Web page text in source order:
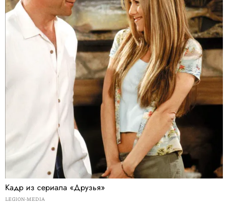
Кадр из сериала «Друзья»
LEGION-MEDIA